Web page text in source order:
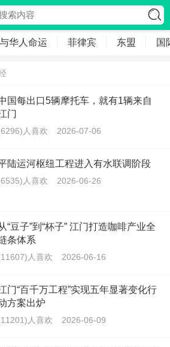
华人命运 菲律宾 东盟 国
国每出口5辆摩托车，就有1辆来自
门
人喜欢 2026-07-06
陆运河枢纽工程进入有水联调阶段
人喜欢 2026-06-26
“豆子”到“杯子” 江门打造咖啡产业全
条体系
人喜欢 2026-06-16
门“百千万工程”实现五年显著变化行
方案出炉
人喜欢 2026-06-09